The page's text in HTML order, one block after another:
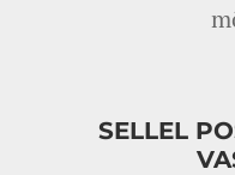
SELLEL